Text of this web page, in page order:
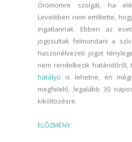
Örömömre szolgál, ha
Levelében nem említette,
ingatlannak. Ebben az
jogosultak felmondani a
haszonélvezeti jogot
nem rendelkezik határidőről,
hatályú is lehetne, én
megfelelő, legalább 30
kiköltözésre.
ELŐZMÉNY